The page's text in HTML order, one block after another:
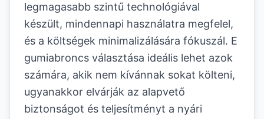
legmagasabb szintű technológiával
készült, mindennapi használatra megfelel,
és a költségek minimalizálására fókuszál. E
gumiabroncs választása ideális lehet azok
számára, akik nem kívánnak sokat költeni,
ugyanakkor elvárják az alapvető
biztonságot és teljesítményt a nyári